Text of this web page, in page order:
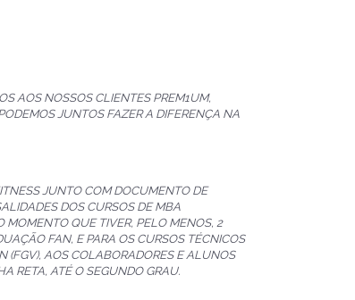
AOS NOSSOS CLIENTES PREM1UM,
JUNTOS FAZER A DIFERENÇA NA
JUNTO COM DOCUMENTO DE
DOS CURSOS DE MBA
MOMENTO QUE TIVER, PELO MENOS, 2
FAN, E PARA OS CURSOS TÉCNICOS
(FGV), AOS COLABORADORES E ALUNOS
RETA, ATÉ O SEGUNDO GRAU.